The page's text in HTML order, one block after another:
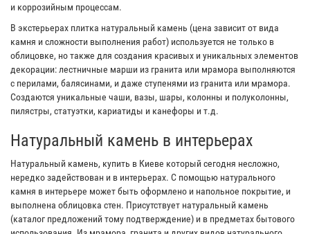
и коррозийным процессам.
В экстерьерах плитка натуральный камень (цена зависит от вида
камня и сложности выполнения работ) используется не только в
облицовке, но также для создания красивых и уникальных элементов
декорации: лестничные марши из гранита или мрамора выполняются
с перилами, балясинами, и даже ступенями из гранита или мрамора.
Создаются уникальные чаши, вазы, шары, колонны и полуколонны,
пилястры, статуэтки, кариатиды и канефоры и т.д.
Натуральный камень в интерьерах
Натуральный камень, купить в Киеве который сегодня несложно,
нередко задействован и в интерьерах. С помощью натурального
камня в интерьере может быть оформлено и напольное покрытие, и
выполнена облицовка стен. Присутствует натуральный камень
(каталог предложений тому подтверждение) и в предметах бытового